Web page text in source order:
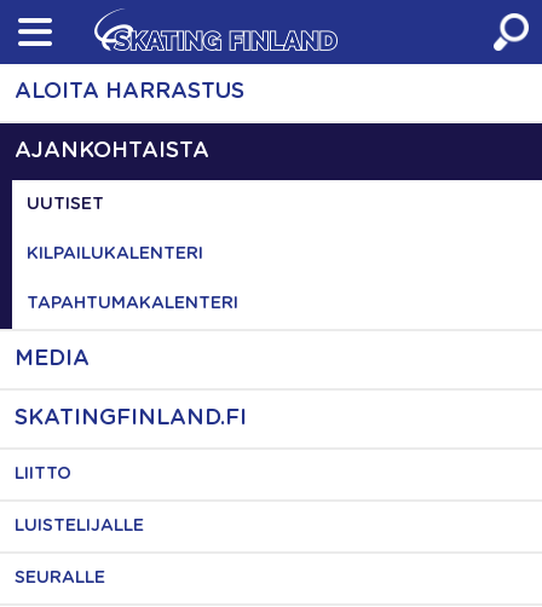
Skip
content
ALOITA HARRASTUS
AJANKOHTAISTA
UUTISET
KILPAILUKALENTERI
TAPAHTUMAKALENTERI
MEDIA
SKATINGFINLAND.FI
LIITTO
LUISTELIJALLE
SEURALLE